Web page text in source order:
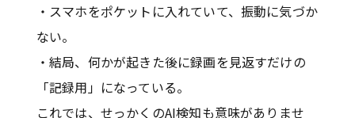
・スマホをポケットに入れていて、振動に気づか
ない。
・結局、何かが起きた後に録画を見返すだけの
「記録用」になっている。
これでは、せっかくのAI検知も意味がありませ